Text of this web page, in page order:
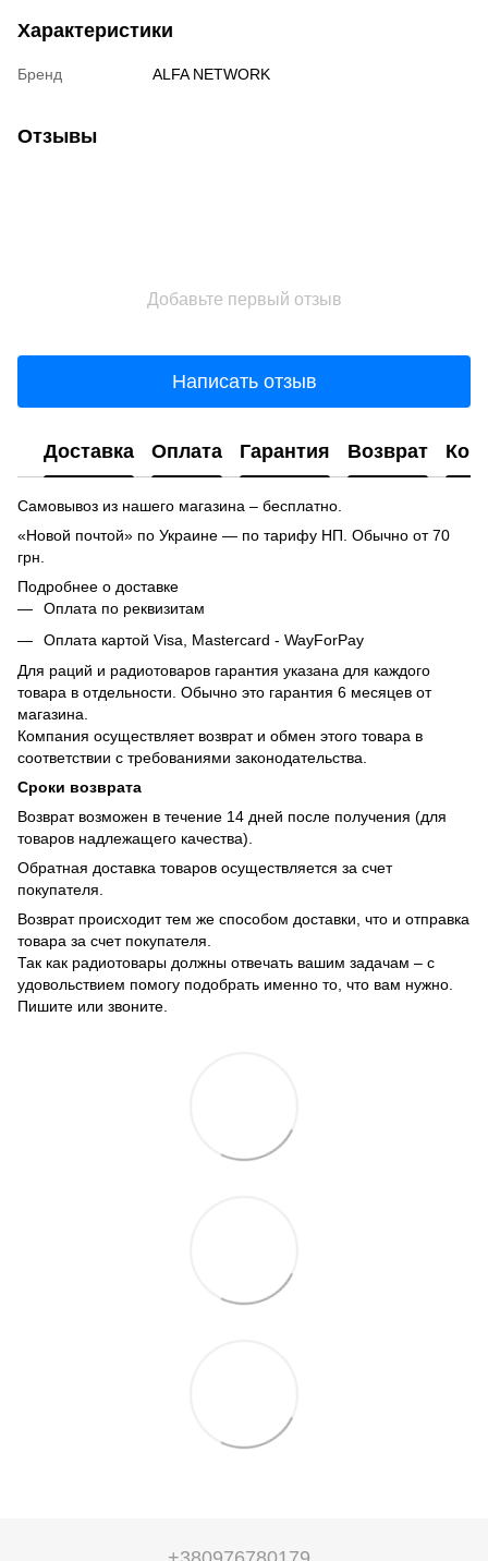
Характеристики
Бренд ALFA NETWORK
Отзывы
Добавьте первый отзыв
Написать отзыв
Доставка Оплата Гарантия Возврат
Самовывоз из нашего магазина – бесплатно.
«Новой почтой» по Украине — по тарифу НП. Обычно от 70
грн.
Подробнее о доставке
Оплата по реквизитам
Оплата картой Visa, Mastercard - WayForPay
Для раций и радиотоваров гарантия указана для каждого
товара в отдельности. Обычно это гарантия 6 месяцев от
магазина.
Компания осуществляет возврат и обмен этого товара в
соответствии с требованиями законодательства.
Сроки возврата
Возврат возможен в течение 14 дней после получения (для
товаров надлежащего качества).
Обратная доставка товаров осуществляется за счет
покупателя.
Возврат происходит тем же способом доставки, что и отправка
товара за счет покупателя.
Так как радиотовары должны отвечать вашим задачам – с
удовольствием помогу подобрать именно то, что вам нужно.
Пишите или звоните.